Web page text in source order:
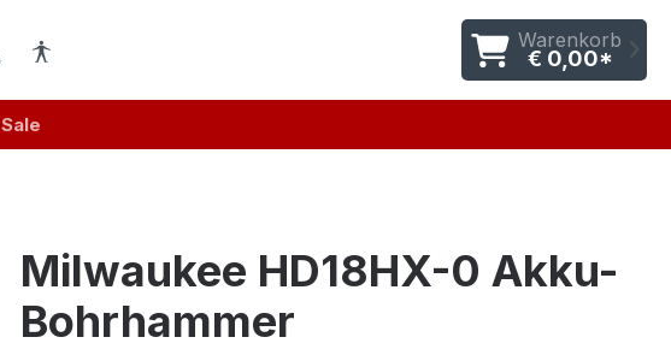
Warenkorb
€ 0,00*
Sale
Milwaukee HD18HX-0 Akku-
Bohrhammer